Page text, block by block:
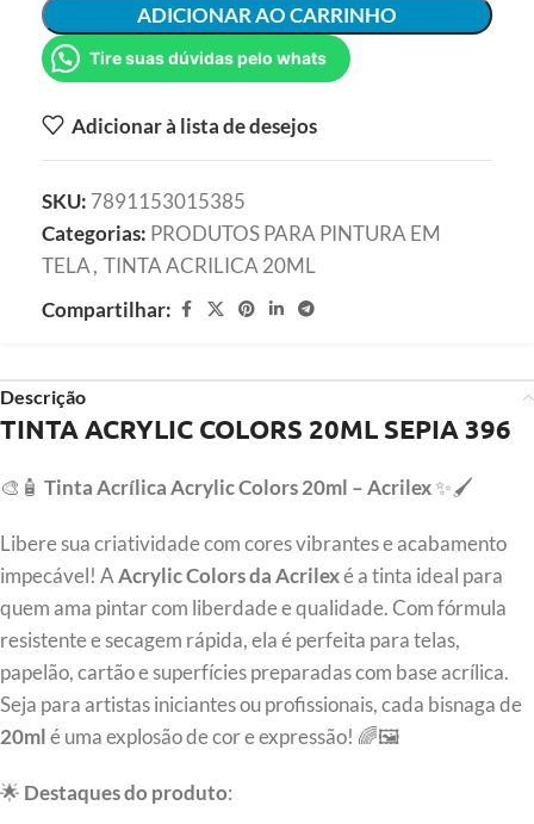
ADICIONAR AO CARRINHO
Tire suas dúvidas pelo whats
Adicionar à lista de desejos
SKU: 7891153015385
Categorias: PRODUTOS PARA PINTURA EM
TELA, TINTA ACRILICA 20ML
Compartilhar:
Descrição
TINTA ACRYLIC COLORS 20ML SEPIA 396
🎨🧴 Tinta Acrílica Acrylic Colors 20ml – Acrilex✨🖌️
Libere sua criatividade com cores vibrantes e acabamento
impecável! AAcrylic Colors da Acrilexé a tinta ideal para
quem ama pintar com liberdade e qualidade. Com fórmula
resistente e secagem rápida, ela é perfeita para telas,
papelão, cartão e superfícies preparadas com base acrílica.
Seja para artistas iniciantes ou profissionais, cada bisnaga de
20mlé uma explosão de cor e expressão! 🌈🖼️
🌟 Destaques do produto: